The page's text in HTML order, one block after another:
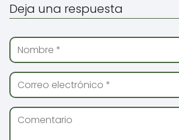
Deja una respuesta